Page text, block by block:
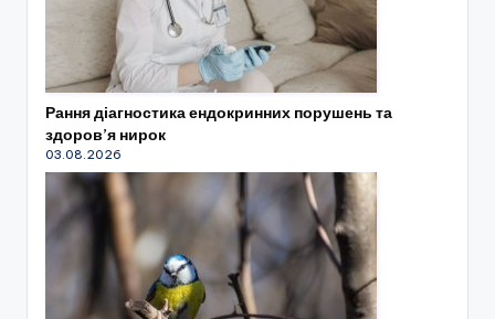
Рання діагностика ендокринних порушень та
здоров’я нирок
03.08.2026